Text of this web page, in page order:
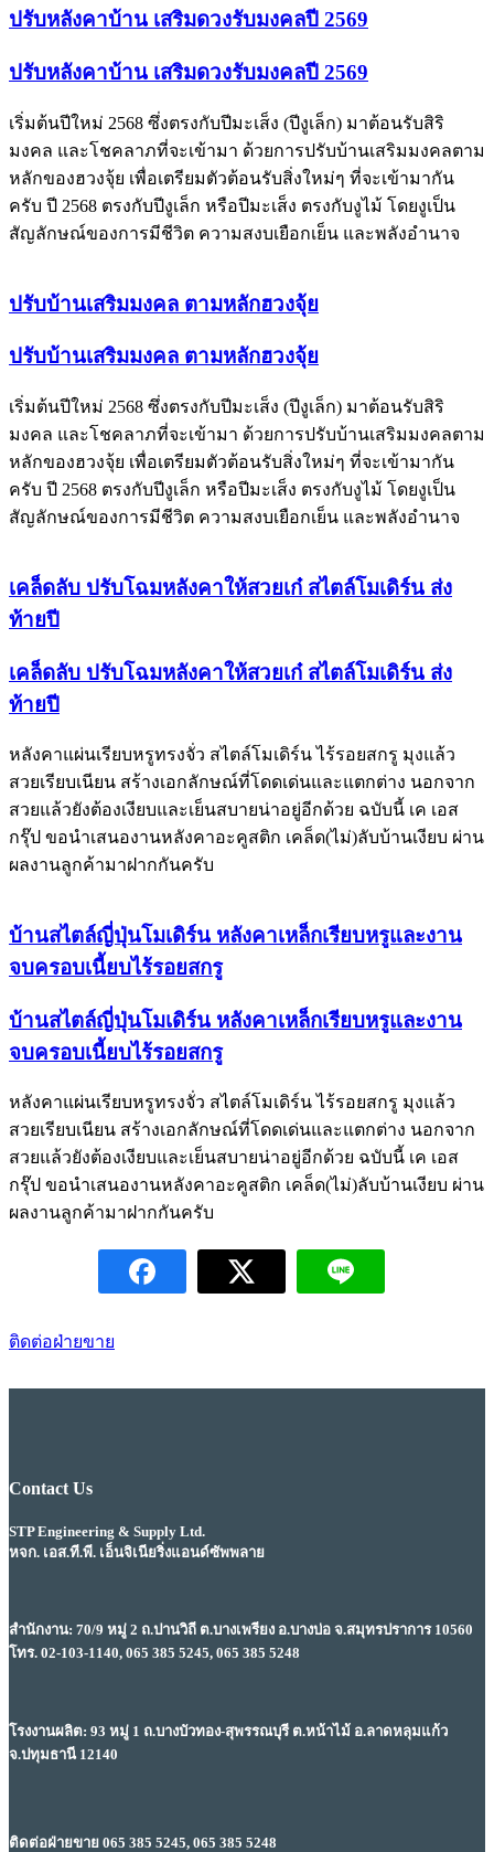
ปรับหลังคาบ้าน เสริมดวงรับมงคลปี 2569
ปรับหลังคาบ้าน เสริมดวงรับมงคลปี 2569
เริ่มต้นปีใหม่ 2568 ซึ่งตรงกับปีมะเส็ง (ปีงูเล็ก) มาต้อนรับสิริ
มงคล และโชคลาภที่จะเข้ามา ด้วยการปรับบ้านเสริมมงคลตาม
หลักของฮวงจุ้ย เพื่อเตรียมตัวต้อนรับสิ่งใหม่ๆ ที่จะเข้ามากัน
ครับ ปี 2568 ตรงกับปีงูเล็ก หรือปีมะเส็ง ตรงกับงูไม้ โดยงูเป็น
สัญลักษณ์ของการมีชีวิต ความสงบเยือกเย็น และพลังอำนาจ
ปรับบ้านเสริมมงคล ตามหลักฮวงจุ้ย
ปรับบ้านเสริมมงคล ตามหลักฮวงจุ้ย
เริ่มต้นปีใหม่ 2568 ซึ่งตรงกับปีมะเส็ง (ปีงูเล็ก) มาต้อนรับสิริ
มงคล และโชคลาภที่จะเข้ามา ด้วยการปรับบ้านเสริมมงคลตาม
หลักของฮวงจุ้ย เพื่อเตรียมตัวต้อนรับสิ่งใหม่ๆ ที่จะเข้ามากัน
ครับ ปี 2568 ตรงกับปีงูเล็ก หรือปีมะเส็ง ตรงกับงูไม้ โดยงูเป็น
สัญลักษณ์ของการมีชีวิต ความสงบเยือกเย็น และพลังอำนาจ
เคล็ดลับ ปรับโฉมหลังคาให้สวยเก๋ สไตล์โมเดิร์น ส่ง
ท้ายปี
เคล็ดลับ ปรับโฉมหลังคาให้สวยเก๋ สไตล์โมเดิร์น ส่ง
ท้ายปี
หลังคาแผ่นเรียบหรูทรงจั่ว สไตล์โมเดิร์น ไร้รอยสกรู มุงแล้ว
สวยเรียบเนียน สร้างเอกลักษณ์ที่โดดเด่นและแตกต่าง นอกจาก
สวยแล้วยังต้องเงียบและเย็นสบายน่าอยู่อีกด้วย ฉบับนี้ เค เอส
กรุ๊ป ขอนำเสนองานหลังคาอะคูสติก เคล็ด(ไม่)ลับบ้านเงียบ ผ่าน
ผลงานลูกค้ามาฝากกันครับ
บ้านสไตล์ญี่ปุ่นโมเดิร์น หลังคาเหล็กเรียบหรูและงาน
จบครอบเนี้ยบไร้รอยสกรู
บ้านสไตล์ญี่ปุ่นโมเดิร์น หลังคาเหล็กเรียบหรูและงาน
จบครอบเนี้ยบไร้รอยสกรู
หลังคาแผ่นเรียบหรูทรงจั่ว สไตล์โมเดิร์น ไร้รอยสกรู มุงแล้ว
สวยเรียบเนียน สร้างเอกลักษณ์ที่โดดเด่นและแตกต่าง นอกจาก
สวยแล้วยังต้องเงียบและเย็นสบายน่าอยู่อีกด้วย ฉบับนี้ เค เอส
กรุ๊ป ขอนำเสนองานหลังคาอะคูสติก เคล็ด(ไม่)ลับบ้านเงียบ ผ่าน
ผลงานลูกค้ามาฝากกันครับ
ติดต่อฝ่ายขาย
Contact Us
STP Engineering & Supply Ltd.
หจก. เอส.ที.พี. เอ็นจิเนียริ่งแอนด์ซัพพลาย
สำนักงาน: 70/9 หมู่ 2 ถ.ปานวิถี ต.บางเพรียง อ.บางบ่อ จ.สมุทรปราการ 10560
โทร. 02-103-1140, 065 385 5245, 065 385 5248
โรงงานผลิต: 93 หมู่ 1 ถ.บางบัวทอง-สุพรรณบุรี ต.หน้าไม้ อ.ลาดหลุมแก้ว
จ.ปทุมธานี 12140
ติดต่อฝ่ายขาย 065 385 5245, 065 385 5248